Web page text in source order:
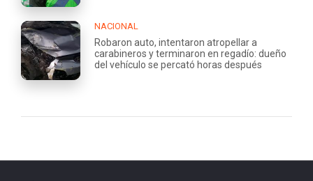
NACIONAL
Robaron auto, intentaron atropellar a
carabineros y terminaron en regadío: dueño
del vehículo se percató horas después